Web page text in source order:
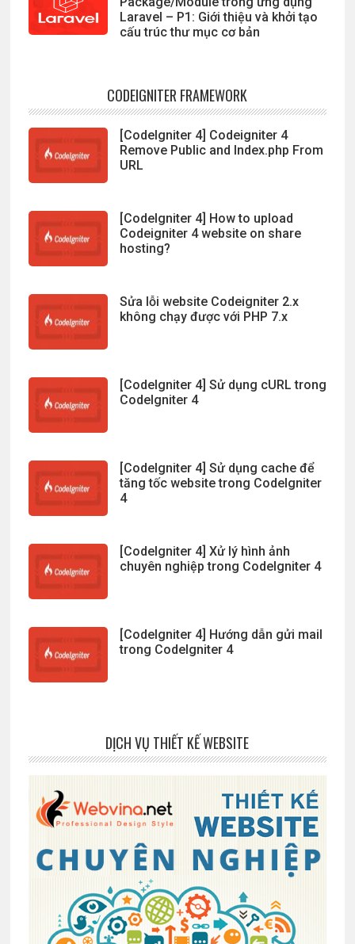
Laravel – P1: Giới thiệu và khởi tạo
cấu trúc thư mục cơ bản
CODEIGNITER FRAMEWORK
[CodeIgniter 4] Codeigniter 4
Remove Public and Index.php From
URL
[CodeIgniter 4] How to upload
Codeigniter 4 website on share
hosting?
Sửa lỗi website Codeigniter 2.x
không chạy được với PHP 7.x
[CodeIgniter 4] Sử dụng cURL trong
CodeIgniter 4
[CodeIgniter 4] Sử dụng cache để
tăng tốc website trong CodeIgniter
4
[CodeIgniter 4] Xử lý hình ảnh
chuyên nghiệp trong CodeIgniter 4
[CodeIgniter 4] Hướng dẫn gửi mail
trong CodeIgniter 4
DỊCH VỤ THIẾT KẾ WEBSITE